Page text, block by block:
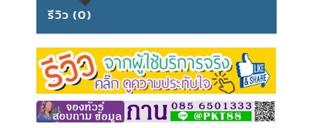
รีวิว (0)